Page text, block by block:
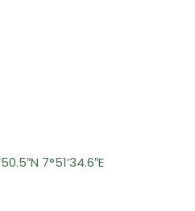
7°51’34.6″E